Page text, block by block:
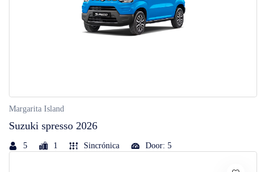
Margarita Island
Suzuki spresso 2026
5 1 Sincrónica Door: 5